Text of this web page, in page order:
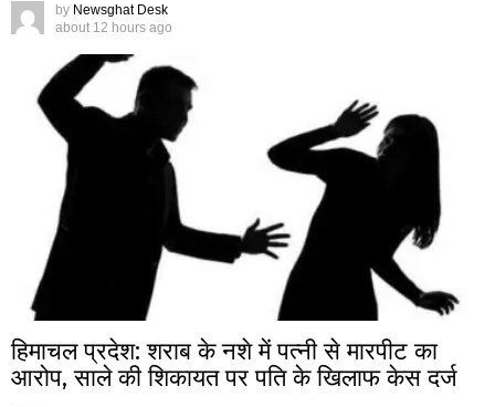
by Newsghat Desk
about 12 hours ago
हिमाचल प्रदेश: शराब के नशे में पत्नी से मारपीट का
आरोप, साले की शिकायत पर पति के खिलाफ केस दर्ज